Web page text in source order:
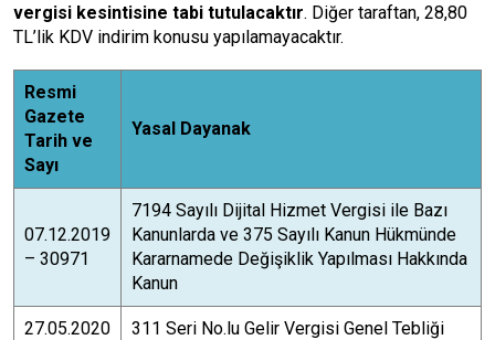
vergisi kesintisine tabi tutulacaktır. Diğer taraftan, 28,80
TL’lik KDV indirim konusu yapılamayacaktır.
Resmi
Gazete
Tarih ve
Sayı
Yasal Dayanak
07.12.2019
– 30971
7194 Sayılı Dijital Hizmet Vergisi ile Bazı
Kanunlarda ve 375 Sayılı Kanun Hükmünde
Kararnamede Değişiklik Yapılması Hakkında
Kanun
27.05.2020
311 Seri No.lu Gelir Vergisi Genel Tebliği